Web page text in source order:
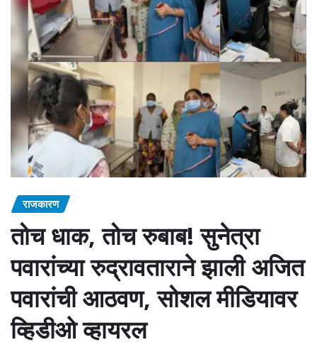
राजकारण
तोच धाक, तोच रुबाब! सुनेत्रा
पवारांच्या रुद्रावताराने झाली अजित
पवारांची आठवण, सोशल मीडियावर
व्हिडीओ व्हायरल